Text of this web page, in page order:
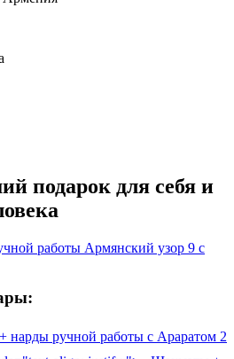
подарок для себя и
работы Армянский узор 9 с
нарды ручной работы с Араратом 2